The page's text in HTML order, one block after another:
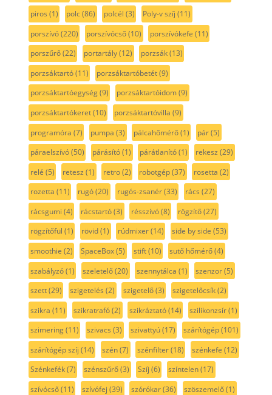
piros (1) polc(86) polcél (3) Poly-v szíj (11)
porszívó(220) porszívócső(10) porszívókefe (11)
porszűrő(22) portartály(12) porzsák(13)
porzsáktartó(11) porzsáktartóbetét(9)
porzsáktartóegység(9) porzsáktartóidom(9)
porzsáktartókeret(10) porzsáktartóvilla (9)
programóra (7) pumpa (3) pálcahőmérő(1) pár(5)
páraelszívó(50) párásító(1) párátlanító(1) rekesz (29)
relé (5) retesz (1) retro(2) robotgép(37) rosetta (2)
rozetta (11) rugó(20) rugós-zsanér(33) rács (27)
rácsgumi (4) rácstartó(3) résszívó(8) rögzítő(27)
rögzítőfül (1) rövid(1) rúdmixer(14) side by side (53)
smoothie (2) SpaceBox(5) stift(10) sutő hőmérő(4)
szabályzó(1) szeletelő(20) szennytálca (1) szenzor(5)
szett(29) szigetelés (2) szigetelő(3) szigetelőcsík(2)
szikra (11) szikratrafó(2) szikráztató(14) szilikonzsír(1)
szimering(11) szivacs (3) szivattyú(17) szárítógép(101)
szárítógép szíj (14) szén(7) szénfilter(18) szénkefe (12)
Szénkefék(7) szénszűrő(3) Szíj (6) színtelen(17)
szívócső(11) szívófej (39) szórókar(36) szöszemelő(1)